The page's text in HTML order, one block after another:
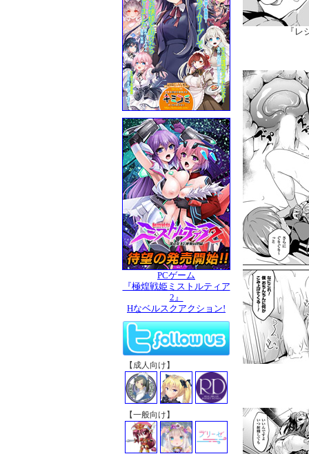
PCゲーム
『極煌戦姫ミストルティア
2』
Hなベルスクアクション!
【成人向け】
【一般向け】
『